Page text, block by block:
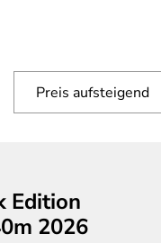
Edition
2026